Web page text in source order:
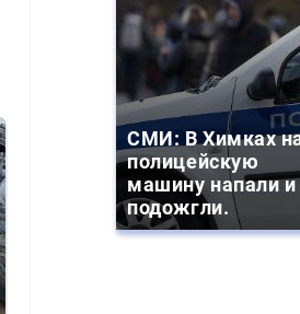
СМИ: В Химках
полицейскую
машину напали и
подожгли.